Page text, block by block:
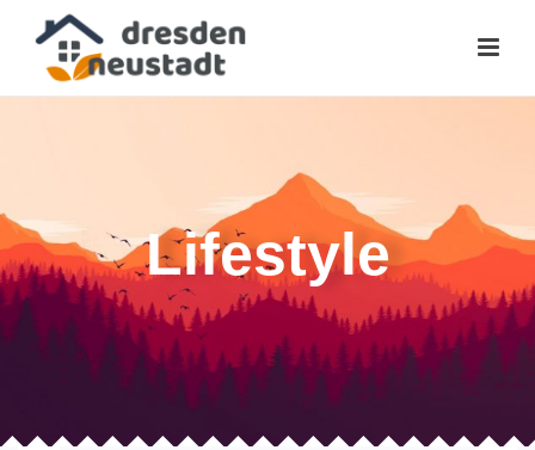
Lifestyle